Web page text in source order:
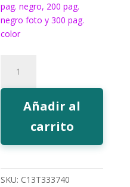
pag. negro, 200 pag.
negro foto y 300 pag.
color
Epson
T3337
MultipackAñadir al
carrito
SKU: C13T333740